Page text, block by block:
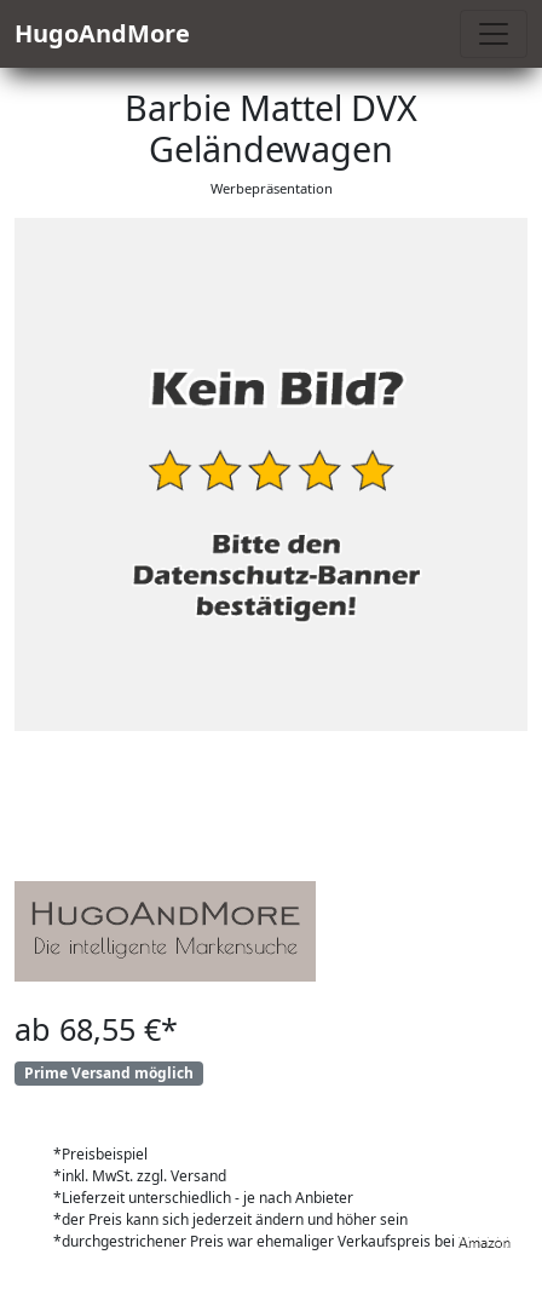
HugoAndMore
Barbie Mattel DVX
Geländewagen
Werbepräsentation
ab 68,55 €*
Prime Versand möglich
*Preisbeispiel
*inkl. MwSt. zzgl. Versand
*Lieferzeit unterschiedlich - je nach Anbieter
*der Preis kann sich jederzeit ändern und höher sein
*durchgestrichener Preis war ehemaliger Verkaufspreis bei